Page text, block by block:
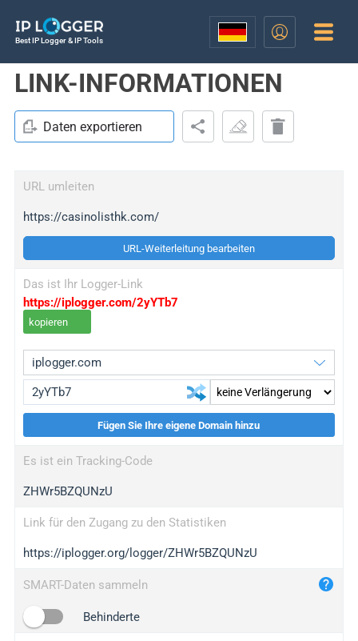
Best IP Logger & IP Tools
LINK-INFORMATIONEN
Daten exportieren
URL umleiten
https://casinolisthk.com/
URL-Weiterleitung bearbeiten
Das ist Ihr Logger-Link
https://iplogger.com/2yYTb7
kopieren
wl.gl
ed.tc
bc.ax
iplogger.com
maper.info
2no.co
Fügen Sie Ihre eigene Domain hinzu
Es ist ein Tracking-Code
ZHWr5BZQUNzU
Link für den Zugang zu den Statistiken
https://iplogger.org/logger/ZHWr5BZQUNzU
SMART-Daten sammeln
Behinderte